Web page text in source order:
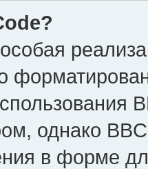
однако
в форме